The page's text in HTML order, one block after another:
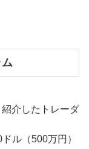
介したトレーダ
ル（500万円）